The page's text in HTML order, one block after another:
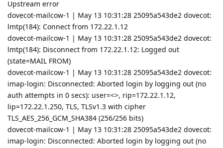
Upstream error
dovecot-mailcow-1 | May 13 10:31:28 25095a543de2 dovecot:
lmtp(184): Connect from 172.22.1.12
dovecot-mailcow-1 | May 13 10:31:28 25095a543de2 dovecot:
lmtp(184): Disconnect from 172.22.1.12: Logged out
(state=MAIL FROM)
dovecot-mailcow-1 | May 13 10:31:28 25095a543de2 dovecot:
imap-login: Disconnected: Aborted login by logging out (no
auth attempts in 0 secs): user=<>, rip=172.22.1.12,
lip=172.22.1.250, TLS, TLSv1.3 with cipher
TLS_AES_256_GCM_SHA384 (256/256 bits)
dovecot-mailcow-1 | May 13 10:31:28 25095a543de2 dovecot:
imap-login: Disconnected: Aborted login by logging out (no